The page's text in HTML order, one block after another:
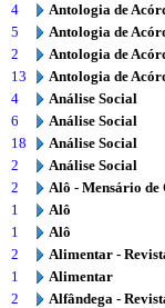
4
Antologia de
5
Antologia de
2
Antologia de
13
Antologia de
4
Análise Social
6
Análise Social
18
Análise Social
2
Análise Social
2
Alô - Mensário de
1
Alô
1
Alô
2
Alimentar -
1
Alimentar
2
Alfândega -